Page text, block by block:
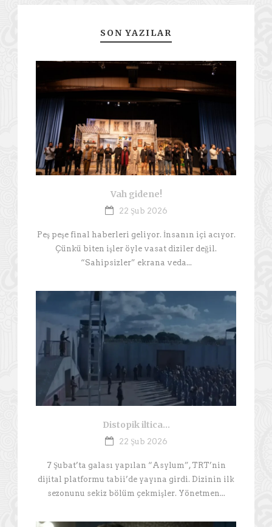
SON YAZILAR
Vah gidene!
22 Şub 2026
Peş peşe final haberleri geliyor. İnsanın içi acıyor.
Çünkü biten işler öyle vasat diziler değil.
“Sahipsizler” ekrana veda...
Distopik iltica…
22 Şub 2026
7 Şubat’ta galası yapılan “Asylum”, TRT’nin
dijital platformu tabii’de yayına girdi. Dizinin ilk
sezonunu sekiz bölüm çekmişler. Yönetmen...